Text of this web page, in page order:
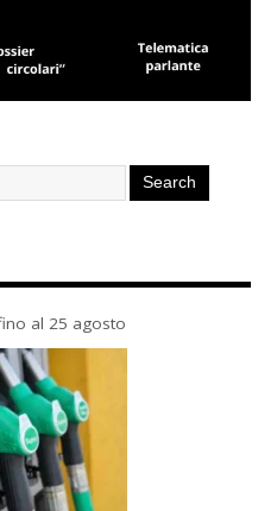
al 25 agosto